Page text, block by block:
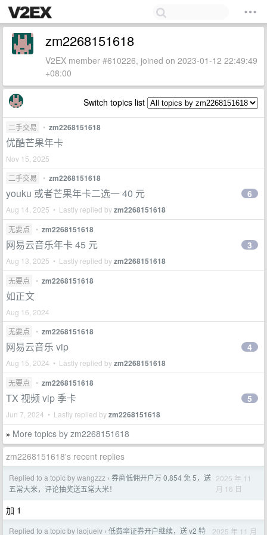
zm2268151618
V2EX member #610226, joined on 2023-01-12 22:49:49
+08:00
Switch topics list
二手交易 • zm2268151618
优酷芒果年卡
Nov 15, 2025
二手交易
• zm2268151618
youku 或者芒果年卡二选一 40 元
Aug 14, 2025 • Lastly replied byzm2268151618
6
无要点 • zm2268151618
网易云音乐年卡 45 元
Aug 13, 2025 • Lastly replied byzm2268151618
3
无要点 • zm2268151618
如正文
Aug 16, 2024
无要点
• zm2268151618
网易云音乐 vip
Aug 15, 2024 • Lastly replied byzm2268151618
4
无要点 • zm2268151618
TX 视频 vip 季卡
Jun 7, 2024 • Lastly replied byzm2268151618
5
» More topics by zm2268151618
zm2268151618's recent replies
Replied to a topic by wangzzz › 券商低佣开户万 0.854 免 5，送
五常大米，评论抽奖送五常大米！
2025 年 11
月 16 日
加 1
Replied to a topic by laojuelv › 低费率证券开户继续，送 v2 特 2025 年 11 月